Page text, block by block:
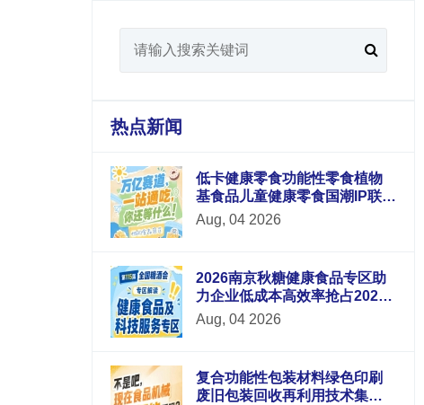
热点新闻
低卡健康零食功能性零食植物
基食品儿童健康零食国潮IP联名
零食六大新锐板块重磅升级
Aug, 04 2026
2026南京秋糖健康食品专区助
力企业低成本高效率抢占2026
年末食品市场红利
Aug, 04 2026
复合功能性包装材料绿色印刷
废旧包装回收再利用技术集中